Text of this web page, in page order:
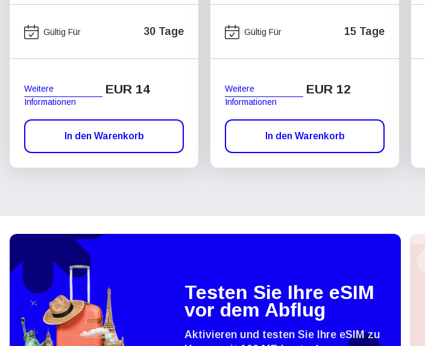
Gültig Für 30 Tage
Weitere
Informationen
EUR 14
In den Warenkorb
Gültig Für 15 Tage
Weitere
Informationen
EUR 12
In den Warenkorb
Testen Sie Ihre eSIM
vor dem Abflug
Aktivieren und testen Sie Ihre eSIM zu